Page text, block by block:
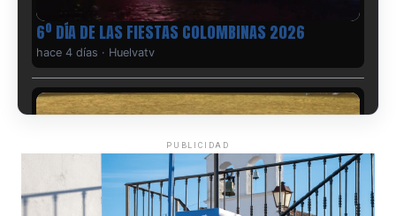
6º DÍA DE LAS FIESTAS COLOMBINAS 2026
hace 4 días · Huelvatv
PUBLICIDAD